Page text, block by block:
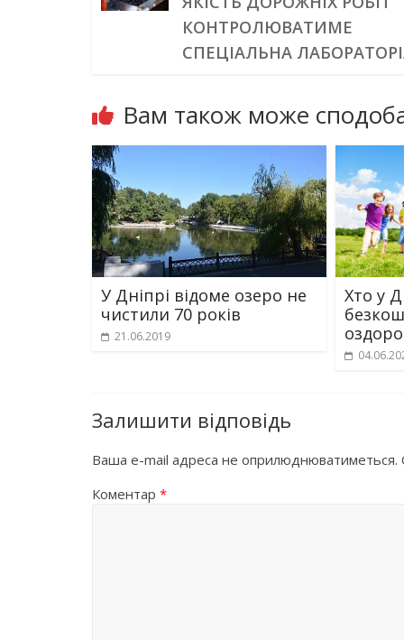
КОНТРОЛЮВАТИМЕ
СПЕЦІАЛЬНА
Вам також може
У Дніпрі відоме озеро не
чистили 70 років
21.06.2019
Хто у
Залишити відповідь
Ваша e-mail адреса не оприлюднюватиметься.
Коментар *